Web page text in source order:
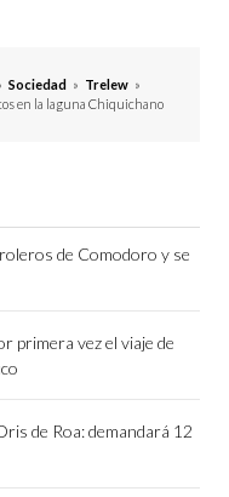
Sociedad » Trelew »
en la laguna Chiquichano
de Comodoro y se
primera vez el viaje de
de Roa: demandará 12